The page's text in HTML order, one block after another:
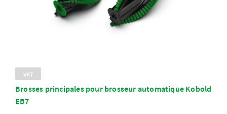
VK7
Brosses principales pour brosseur automatique Kobold
EB7